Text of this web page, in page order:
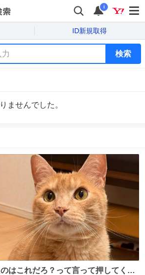
i
ID新規取得
検索
ませんでした。
はこれだろ？って言って押してくれ